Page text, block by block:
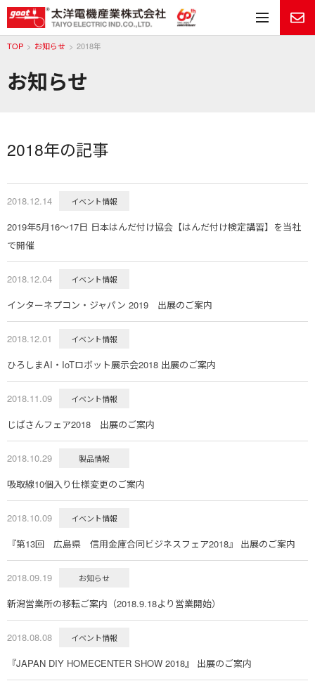
メ
お知らせ
TOP お知らせ 2018年
2018年の記事
2018.12.14 イベント情報
2019年5月16～17日 日本はんだ付け協会【はんだ付け検定講習】を当社
で開催
2018.12.04 イベント情報
インターネプコン・ジャパン 2019 出展のご案内
2018.12.01 イベント情報
ひろしまAI・IoTロボット展示会2018 出展のご案内
2018.11.09 イベント情報
じばさんフェア2018 出展のご案内
2018.10.29 製品情報
吸取線10個入り仕様変更のご案内
2018.10.09 イベント情報
『第13回 広島県 信用金庫合同ビジネスフェア2018』 出展のご案内
2018.09.19 お知らせ
新潟営業所の移転ご案内（2018.9.18より営業開始）
2018.08.08 イベント情報
『JAPAN DIY HOMECENTER SHOW 2018』 出展のご案内